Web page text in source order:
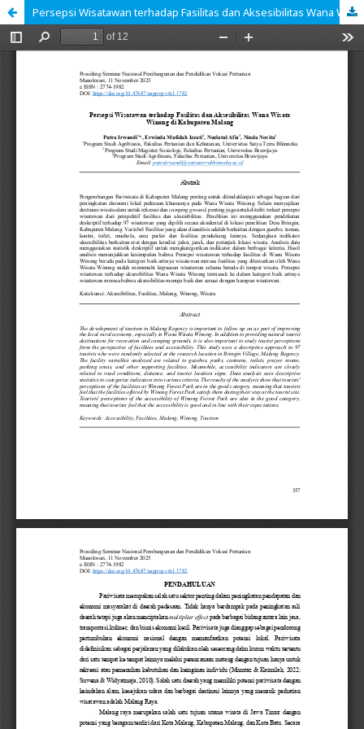
Persepsi Wisatawan terhadap Fasilitas dan Aksesibilitas Wana Wisata Winong di Kabupaten Malang